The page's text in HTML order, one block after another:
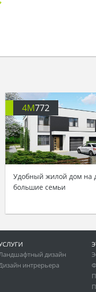
4M772
Удобный жилой дом на
большие семьи
дизайн
интрерьера